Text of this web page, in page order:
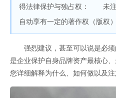
得法律保护与独占权： 未注
自动享有一定的著作权（版权
强烈建议，甚至可以说是必须
是企业保护自身品牌资产最核心
您详细解释为什么、如何做以及注